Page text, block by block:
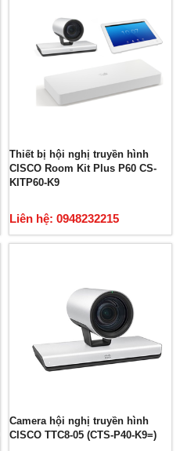
Thiết bị hội nghị truyền hình
CISCO Room Kit Plus P60 CS-
KITP60-K9
Liên hệ: 0948232215
Camera hội nghị truyền hình
CISCO TTC8-05 (CTS-P40-K9=)